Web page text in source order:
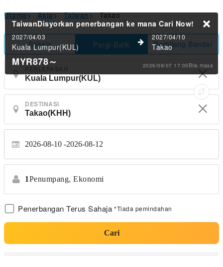
Utama> Asia> Taiwan> Takao
Sehala Pergi-Balik Berbilang Bandar
DESTINASI
2026-08-10 2026-08-12
1Penumpang, Ekonomi
Penerbangan Terus Sahaja *Tiada pemindahan
Cari
TaiwanDisyorkan penerbangan ke mana Cari Now!
2027/04/03
Kuala Lumpur(KUL)
2027/04/10
Takao
MYR878～ 2026/08/07 17:05Bila masa